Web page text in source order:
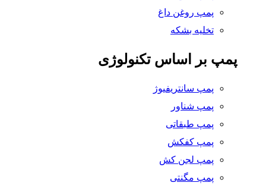
پمپ روغن داغ
تخلیه بشکه
پمپ بر اساس تکنولوژی
پمپ سانتریفیوژ
پمپ شناور
پمپ طبقاتی
پمپ کفکش
پمپ لجن کش
پمپ مگنتی